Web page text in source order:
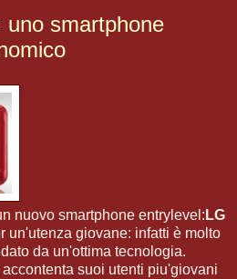
smartphone
nuovo smartphone entrylevel: LG
un'utenza giovane: infatti è molto
da un'ottima tecnologia.
accontenta suoi utenti piu'giovani